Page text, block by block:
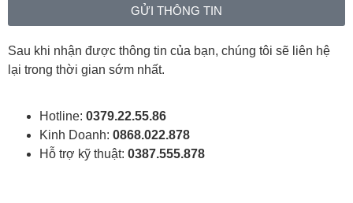
GỬI THÔNG TIN
Sau khi nhận được thông tin của bạn, chúng tôi sẽ liên hệ
lại trong thời gian sớm nhất.
Hotline: 0379.22.55.86
Kinh Doanh: 0868.022.878
Hỗ trợ kỹ thuật: 0387.555.878